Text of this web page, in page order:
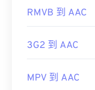
https://
browse=tc
RMVB 到 AAC
3G2 到 AAC
MPV 到 AAC